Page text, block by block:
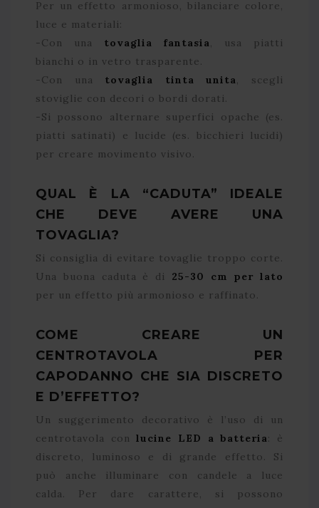
Per un effetto armonioso, bilanciare colore,
luce e materiali:
-Con una tovaglia fantasia, usa piatti
bianchi o in vetro trasparente.
-Con una tovaglia tinta unita, scegli
stoviglie con decori o bordi dorati.
-Si possono alternare superfici opache (es.
piatti satinati) e lucide (es. bicchieri lucidi)
per creare movimento visivo.
QUAL È LA “CADUTA” IDEALE
CHE DEVE AVERE UNA
TOVAGLIA?
Si consiglia di evitare tovaglie troppo corte.
Una buona caduta è di 25-30 cm per lato
per un effetto più armonioso e raffinato.
COME CREARE UN
CENTROTAVOLA PER
CAPODANNO CHE SIA DISCRETO
E D’EFFETTO?
Un suggerimento decorativo è l’uso di un
centrotavola conlucine LED a batteria: è
discreto, luminoso e di grande effetto. Si
può anche illuminare con candele a luce
calda. Per dare carattere, si possono